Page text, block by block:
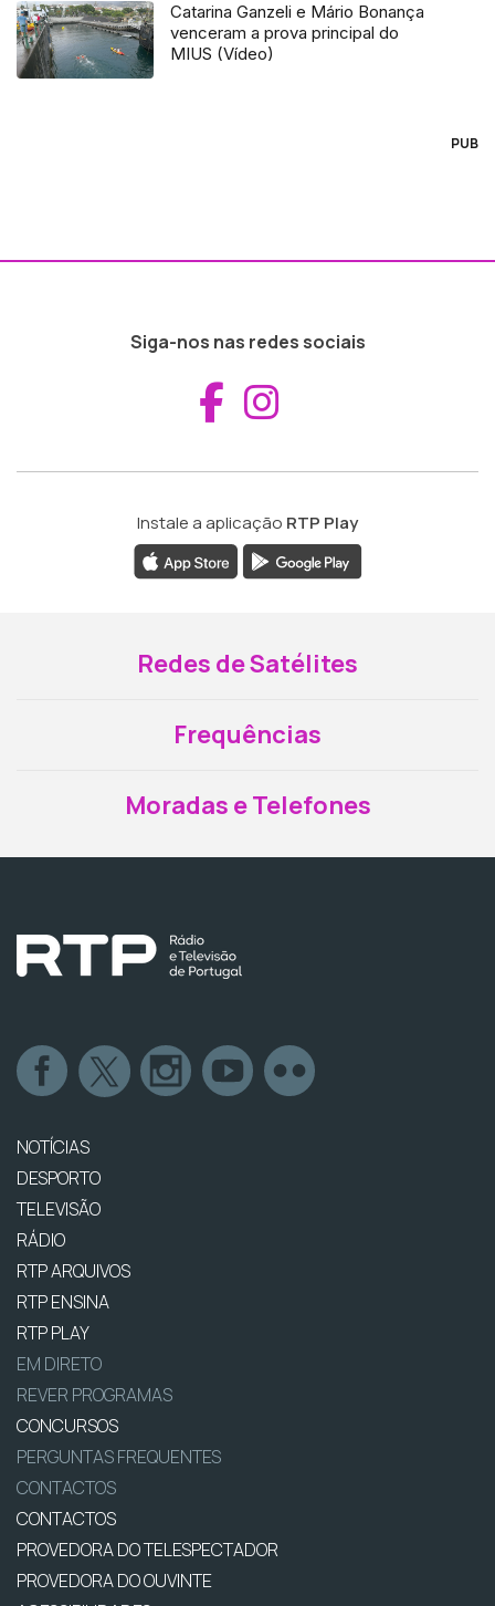
Catarina Ganzeli e Mário Bonança
venceram a prova principal do
MIUS (Vídeo)
PUB
Siga-nos nas redes sociais
Aceder ao
Instale a aplicação RTP Play
Redes de Satélites
Frequências
Moradas e Telefones
NOTÍCIAS
DESPORTO
TELEVISÃO
RÁDIO
RTP ARQUIVOS
RTP ENSINA
RTP PLAY
EM DIRETO
REVER PROGRAMAS
CONCURSOS
PERGUNTAS FREQUENTES
CONTACTOS
CONTACTOS
PROVEDORA DO TELESPECTADOR
PROVEDORA DO OUVINTE